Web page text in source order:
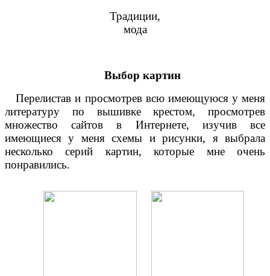
Традиции,
мода
Выбор картин
Перелистав и просмотрев всю имеющуюся у меня
литературу по вышивке крестом, просмотрев
множество сайтов в Интернете, изучив все
имеющиеся у меня схемы и рисунки, я выбрала
несколько серий картин, которые мне очень
понравились.